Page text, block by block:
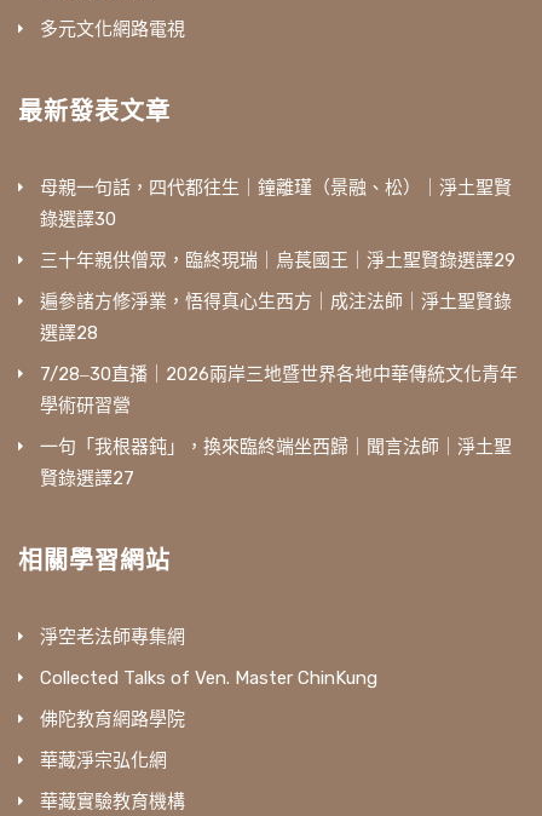
多元文化網路電視
最新發表文章
母親一句話，四代都往生｜鐘離瑾（景融、松）｜淨土聖賢
錄選譯30
三十年親供僧眾，臨終現瑞｜烏萇國王｜淨土聖賢錄選譯29
遍參諸方修淨業，悟得真心生西方｜成注法師｜淨土聖賢錄
選譯28
7/28‒30直播｜2026兩岸三地暨世界各地中華傳統文化青年
學術研習營
一句「我根器鈍」，換來臨終端坐西歸｜聞言法師｜淨土聖
賢錄選譯27
相關學習網站
淨空老法師專集網
Collected Talks of Ven. Master ChinKung
佛陀教育網路學院
華藏淨宗弘化網
華藏實驗教育機構